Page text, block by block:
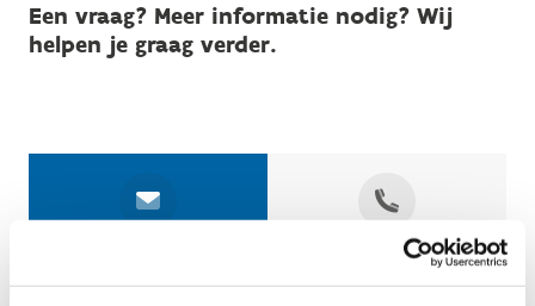
Een vraag? Meer informatie nodig? Wij
helpen je graag verder.